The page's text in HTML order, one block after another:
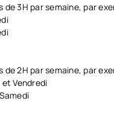
de 3H par semaine, par
de 2H par semaine, par
Vendredi